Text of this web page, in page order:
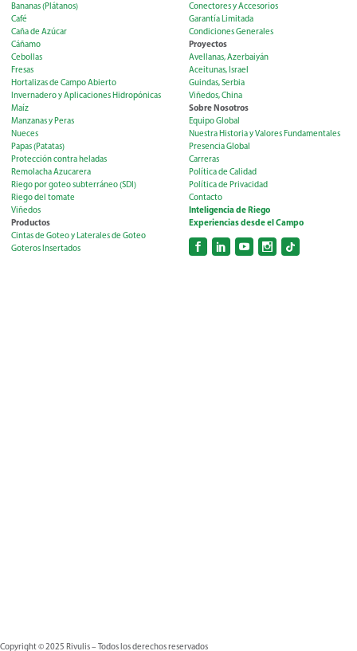
Bananas (Plátanos)
Café
Caña de Azúcar
Cáñamo
Cebollas
Fresas
Hortalizas de Campo Abierto
Invernadero y Aplicaciones Hidropónicas
Maíz
Manzanas y Peras
Nueces
Papas (Patatas)
Protección contra heladas
Remolacha Azucarera
Riego por goteo subterráneo (SDI)
Riego del tomate
Viñedos
Productos
Cintas de Goteo y Laterales de Goteo
Goteros Insertados
Conectores y Accesorios
Garantía Limitada
Condiciones Generales
Proyectos
Avellanas, Azerbaiyán
Aceitunas, Israel
Guindas, Serbia
Viñedos, China
Sobre Nosotros
Equipo Global
Nuestra Historia y Valores Fundamentales
Presencia Global
Carreras
Política de Calidad
Política de Privacidad
Contacto
Inteligencia de Riego
Experiencias desde el Campo
Copyright © 2025 Rivulis – Todos los derechos reservados